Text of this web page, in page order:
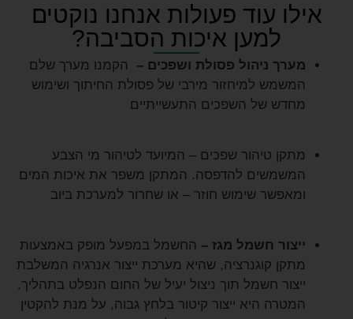
אילו עוד פעולות אנחנו נוקטים
למען איכות הסביבה?
מערך ניהול פסולת ושפכים – הקמנו מערך שלם
המשמש למיחזור מירבי של פסולת החיתוך ושימוש
מחדש של השפכים התעשייתיים
מתקן טיהור שפכים – המיועד לטיהור מי הצבע
המשמשים להדפסה. המתקן משפר את איכות המים
ומאפשר שימוש חוזר – או שחרור למערכת ביוב
ייצור חשמל מגז – החשמל במפעל מופק באמצעות
מתקן קוגנרציה, שהיא מערכת ייצור אנרגיה המשלבת
ייצור חשמל תוך ניצול יעיל של החום הנפלט בתהליך.
המטרה היא ייצור קיטור בלחץ גבוה, על מנת להקטין